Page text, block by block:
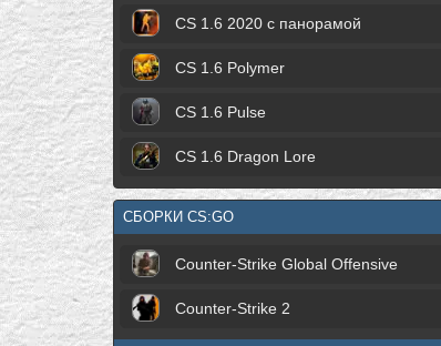
CS 1.6 2020 с панорамой
CS 1.6 Polymer
CS 1.6 Pulse
CS 1.6 Dragon Lore
СБОРКИ CS:GO
Counter-Strike Global Offensive
Counter-Strike 2